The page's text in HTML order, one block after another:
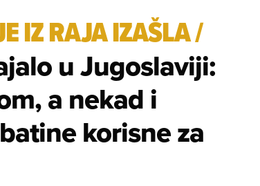
IZ RAJA IZAŠLA/
u Jugoslaviji:
a nekad i
korisne za